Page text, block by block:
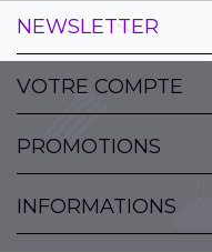
NEWSLETTER
VOTRE COMPTE
PROMOTIONS
INFORMATIONS